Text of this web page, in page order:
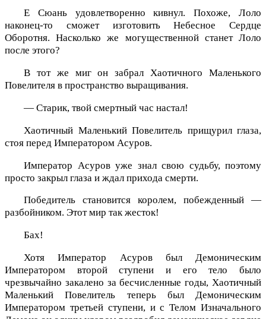
Е Сюань удовлетворенно кивнул. Похоже, Лоло
наконец-то сможет изготовить Небесное Сердце
Оборотня. Насколько же могущественной станет Лоло
после этого?
В тот же миг он забрал Хаотичного Маленького
Повелителя в пространство выращивания.
— Старик, твой смертный час настал!
Хаотичный Маленький Повелитель прищурил глаза,
стоя перед Императором Асуров.
Император Асуров уже знал свою судьбу, поэтому
просто закрыл глаза и ждал прихода смерти.
Победитель становится королем, побежденный —
разбойником. Этот мир так жесток!
Бах!
Хотя Император Асуров был Демоническим
Императором второй ступени и его тело было
чрезвычайно закалено за бесчисленные годы, Хаотичный
Маленький Повелитель теперь был Демоническим
Императором третьей ступени, и с Телом Изначального